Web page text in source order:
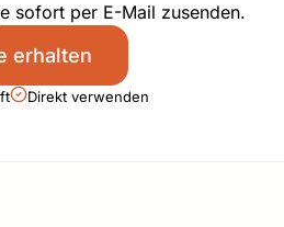
sofort per E-Mail zusenden.
erhalten
Direkt verwenden